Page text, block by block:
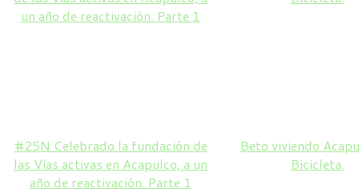
#25N Celebrado la fundación de
las Vías activas en Acapulco, a un
año de reactivación. Parte 1
Beto viviendo
Bicicleta.